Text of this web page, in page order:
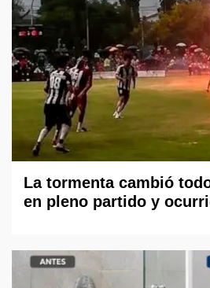
La tormenta cambió
en pleno partido y